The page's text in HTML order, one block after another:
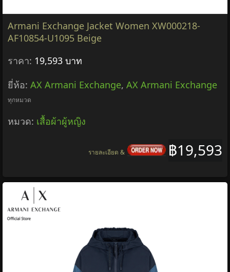
Armani Exchange Jacket Women XW000218-
AF10854-U1095 Beige
ราคา: 19,593 บาท
ยี่ห้อ: AX Armani Exchange, AX Armani Exchange
ทุกหมวด
หมวด: เสื้อผ้าผู้หญิง
฿19,593
รายละเอียด &